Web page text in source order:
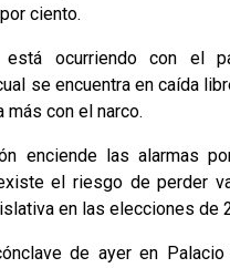
ciento.
ocurriendo con el
se encuentra en caída
más con el narco.
enciende las alarmas
el riesgo de perder
en las elecciones de
de ayer en Palacio